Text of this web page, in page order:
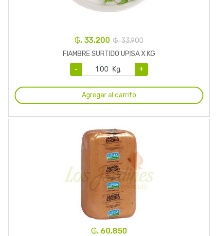
₲. 33.200 ₲. 33.900
FIAMBRE SURTIDO UPISA X KG
-
Kg. +
Agregar al carrito
₲. 60.850